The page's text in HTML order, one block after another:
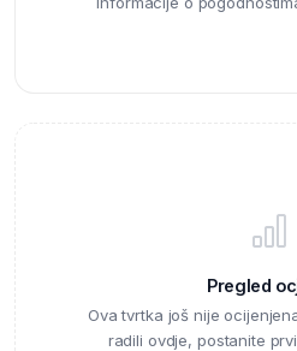
Pregled
Ova tvrtka još nije
radili ovdje, postanite